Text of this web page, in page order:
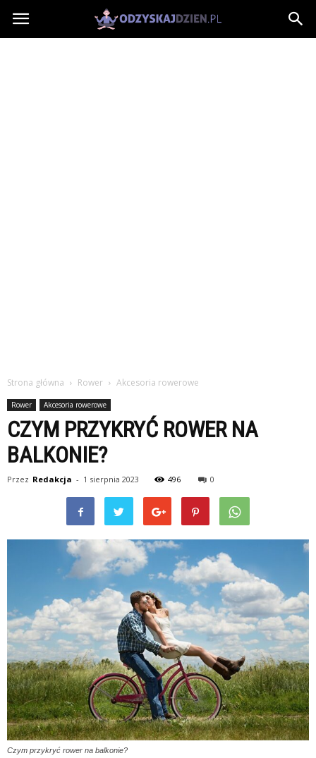
OdzyskajDzien.pl
Strona główna Rower Akcesoria rowerowe
Rower Akcesoria rowerowe
CZYM PRZYKRYĆ ROWER NA
BALKONIE?
Przez Redakcja - 1 sierpnia 2023 496 0
Czym przykryć rower na balkonie?